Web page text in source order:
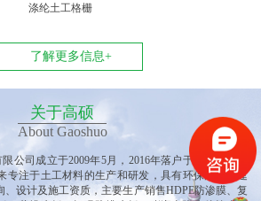
涤纶土工格栅
了解更多信息+
关于高硕
About Gaoshuo
公司 成立于2009年5月，2016年落户于重庆垫江黄
专注于土工材料的生产和研发，具有环保产业、建
、设计及施工资质，主要生产销售HDPE防渗膜、复